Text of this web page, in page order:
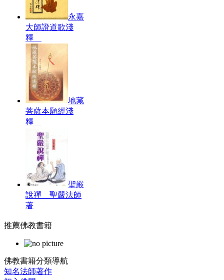
永嘉
大師證道歌淺
釋
地藏
菩薩本願經淺
釋
聖嚴
說禪 聖嚴法師
著
推薦佛教書籍
佛教書籍分類導航
知名法師著作